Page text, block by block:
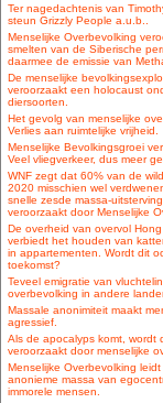
Ter nagedachtenis van
steun Grizzly People a.u.b..
Menselijke Overbevolking
smelten van de Siberische
daarmee de emissie van
De menselijke
veroorzaakt een holocaust
diersoorten.
Het gevolg van menselijke
Verlies aan ruimtelijke vrijheid.
Menselijke Bevolkingsgroei
Veel vliegverkeer, dus meer
WNF zegt dat 60% van de
2020 misschien wel
snelle zesde massa-
veroorzaakt door Menselijke
De overheid van overvol
verbiedt het houden van
in appartementen. Wordt dit
toekomst?
Teveel emigratie van
overbevolking in andere
Massale anonimiteit maakt
agressief.
Als de apocalyps komt, wordt
veroorzaakt door menselijke
Menselijke Overbevolking
anonieme massa van
immorele mensen.